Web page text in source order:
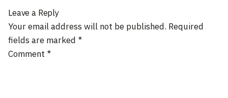
Leave a Reply
Your email address will not be published. Required
fields are marked *
Comment *